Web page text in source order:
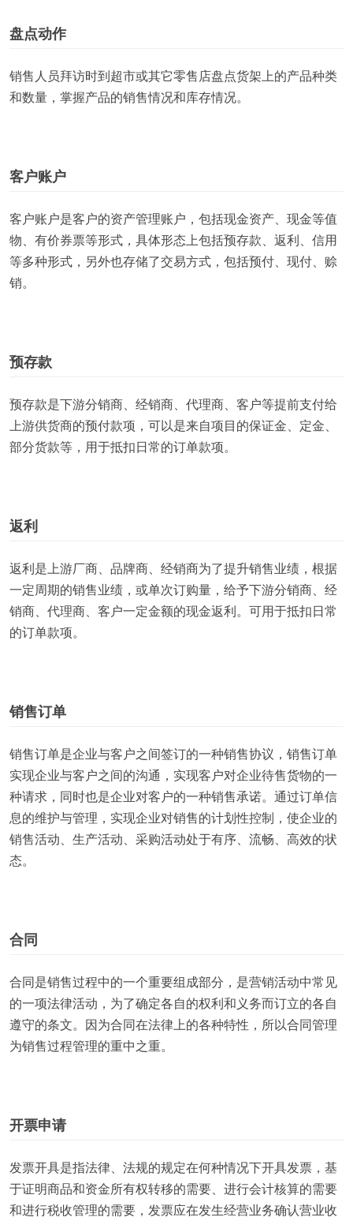
盘点动作
销售人员拜访时到超市或其它零售店盘点货架上的产品种类
和数量，掌握产品的销售情况和库存情况。
客户账户
客户账户是客户的资产管理账户，包括现金资产、现金等值
物、有价券票等形式，具体形态上包括预存款、返利、信用
等多种形式，另外也存储了交易方式，包括预付、现付、赊
销。
预存款
预存款是下游分销商、经销商、代理商、客户等提前支付给
上游供货商的预付款项，可以是来自项目的保证金、定金、
部分货款等，用于抵扣日常的订单款项。
返利
返利是上游厂商、品牌商、经销商为了提升销售业绩，根据
一定周期的销售业绩，或单次订购量，给予下游分销商、经
销商、代理商、客户一定金额的现金返利。可用于抵扣日常
的订单款项。
销售订单
销售订单是企业与客户之间签订的一种销售协议，销售订单
实现企业与客户之间的沟通，实现客户对企业待售货物的一
种请求，同时也是企业对客户的一种销售承诺。通过订单信
息的维护与管理，实现企业对销售的计划性控制，使企业的
销售活动、生产活动、采购活动处于有序、流畅、高效的状
态。
合同
合同是销售过程中的一个重要组成部分，是营销活动中常见
的一项法律活动，为了确定各自的权利和义务而订立的各自
遵守的条文。因为合同在法律上的各种特性，所以合同管理
为销售过程管理的重中之重。
开票申请
发票开具是指法律、法规的规定在何种情况下开具发票，基
于证明商品和资金所有权转移的需要、进行会计核算的需要
和进行税收管理的需要，发票应在发生经营业务确认营业收